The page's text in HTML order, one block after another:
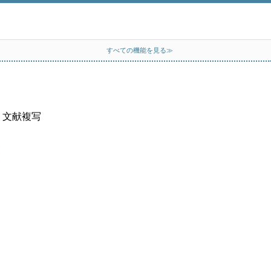
すべての機能を見る≫
献複写